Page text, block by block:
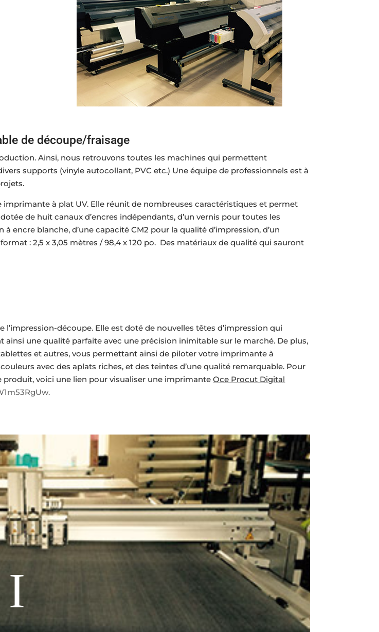
de découpe/fraisage
Ainsi, nous retrouvons toutes les machines qui permettent
supports (vinyle autocollant, PVC etc.) Une équipe de professionnels est à
à plat UV. Elle réunit de nombreuses caractéristiques et permet
de huit canaux d’encres indépendants, d’un vernis pour toutes les
encre blanche, d’une capacité CM2 pour la qualité d’impression, d’un
: 2,5 x 3,05 mètres / 98,4 x 120 po. Des matériaux de qualité qui sauront
découpe. Elle est doté de nouvelles têtes d’impression qui
une qualité parfaite avec une précision inimitable sur le marché. De plus,
et autres, vous permettant ainsi de piloter votre imprimante à
avec des aplats riches, et des teintes d’une qualité remarquable. Pour
voici une lien pour visualiser une imprimanteOce Procut Digital